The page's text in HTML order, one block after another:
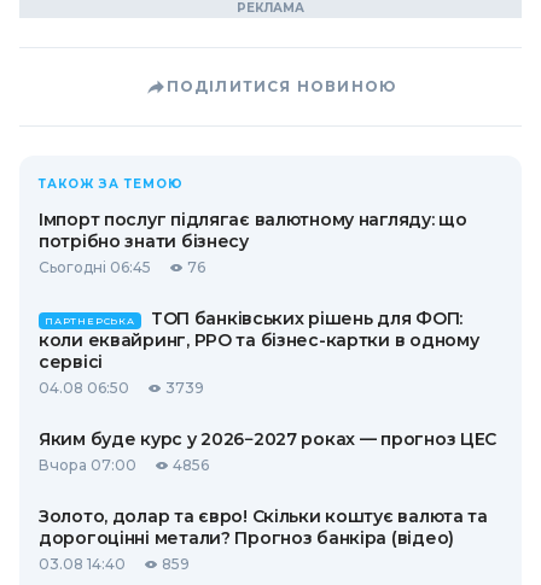
ПОДІЛИТИСЯ НОВИНОЮ
ТАКОЖ ЗА ТЕМОЮ
Імпорт послуг підлягає валютному нагляду: що
потрібно знати бізнесу
Сьогодні 06:45 76
ПАРТНЕРСЬКА
ТОП банківських рішень для ФОП:
коли еквайринг, РРО та бізнес-картки в одному
сервісі
04.08 06:50 3739
Яким буде курс у 2026−2027 роках — прогноз ЦЕС
Вчора 07:00 4856
Золото, долар та євро! Скільки коштує валюта та
дорогоцінні метали? Прогноз банкіра (відео)
03.08 14:40 859